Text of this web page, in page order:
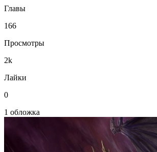
Главы
166
Просмотры
2k
Лайки
0
1 обложка